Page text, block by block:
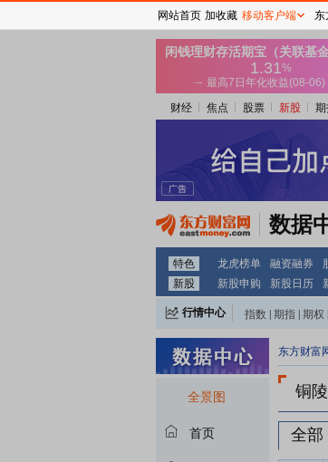
财经 焦点 股票 新股
数据
特色 龙虎榜单 融资融券
新股
新股申购 新股日历
行情中心 指数 期指 期权
全景图
首页
东方财富
铜
全部
网站首页 加收藏 移动客户端 东